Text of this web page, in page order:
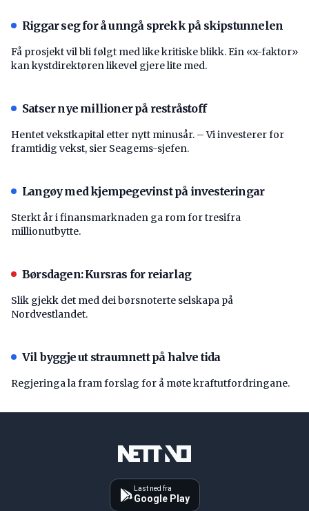
Riggar seg for å unngå sprekk på skipstunnelen
Få prosjekt vil bli følgt med like kritiske blikk. Ein «x-faktor»
kan kystdirektøren likevel gjere lite med.
Satser nye millioner på restråstoff
Hentet vekstkapital etter nytt minusår. – Vi investerer for
framtidig vekst, sier Seagems-sjefen.
Langøy med kjempegevinst på investeringar
Sterkt år i finansmarknaden ga rom for tresifra
millionutbytte.
Børsdagen: Kursras for reiarlag
Slik gjekk det med dei børsnoterte selskapa på
Nordvestlandet.
Vil byggje ut straumnett på halve tida
Regjeringa la fram forslag for å møte kraftutfordringane.
Last ned fra
Google Play